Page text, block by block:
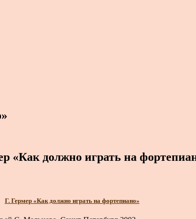
«Как должно играть на
Г. Гермер «Как должно играть на фортепиано»